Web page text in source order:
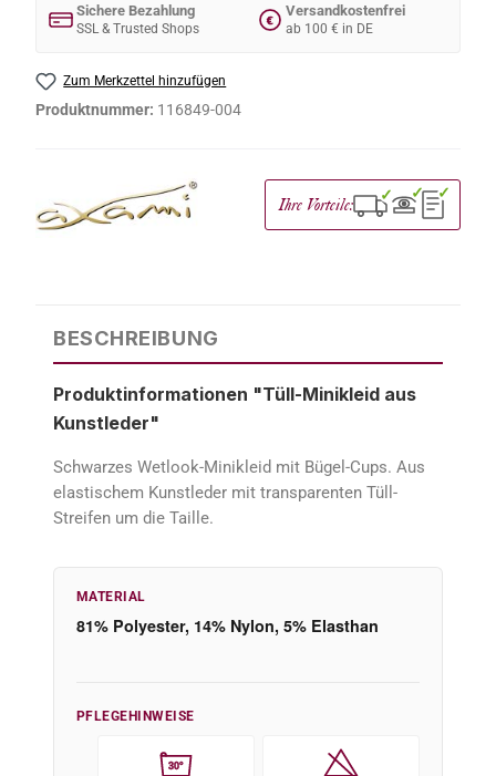
Sichere Bezahlung
SSL & Trusted Shops
€
Versandkostenfrei
ab 100 € in DE
Zum Merkzettel hinzufügen
Produktnummer: 116849-004
Ihre Vorteile: ✓ ✓ ✓
BESCHREIBUNG
Produktinformationen "Tüll-Minikleid aus
Kunstleder"
Schwarzes Wetlook-Minikleid mit Bügel-Cups. Aus
elastischem Kunstleder mit transparenten Tüll-
Streifen um die Taille.
MATERIAL
81% Polyester, 14% Nylon, 5% Elasthan
PFLEGEHINWEISE
30°